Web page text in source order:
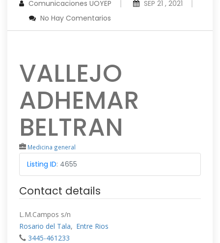
Comunicaciones UOYEP
SEP 21 , 2021
No Hay Comentarios
VALLEJO
ADHEMAR
BELTRAN
Medicina general
Listing ID: 4655
Contact details
L.M.Campos s/n
Rosario del Tala, Entre Rios
3445-461233